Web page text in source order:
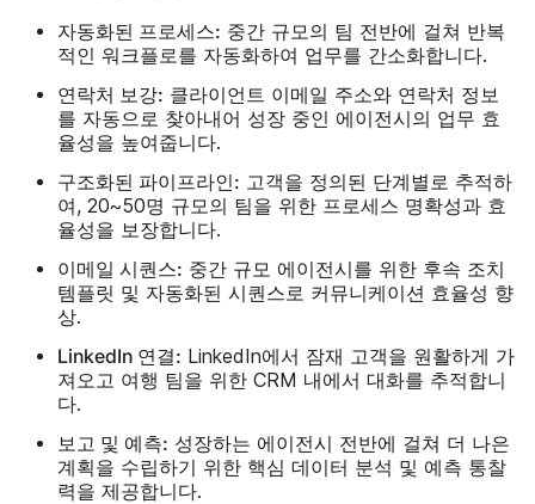
자동화된 프로세스: 중간 규모의 팀 전반에 걸쳐 반복
적인 워크플로를 자동화하여 업무를 간소화합니다.
연락처 보강: 클라이언트 이메일 주소와 연락처 정보
를 자동으로 찾아내어 성장 중인 에이전시의 업무 효
율성을 높여줍니다.
구조화된 파이프라인: 고객을 정의된 단계별로 추적하
여, 20~50명 규모의 팀을 위한 프로세스 명확성과 효
율성을 보장합니다.
이메일 시퀀스: 중간 규모 에이전시를 위한 후속 조치
템플릿 및 자동화된 시퀀스로 커뮤니케이션 효율성 향
상.
LinkedIn 연결: LinkedIn에서 잠재 고객을 원활하게 가
져오고 여행 팀을 위한 CRM 내에서 대화를 추적합니
다.
보고 및 예측: 성장하는 에이전시 전반에 걸쳐 더 나은
계획을 수립하기 위한 핵심 데이터 분석 및 예측 통찰
력을 제공합니다.